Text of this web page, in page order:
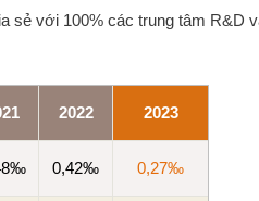
sẻ với 100% các trung tâm R&D
2022 2023
0,42‰ 0,27‰